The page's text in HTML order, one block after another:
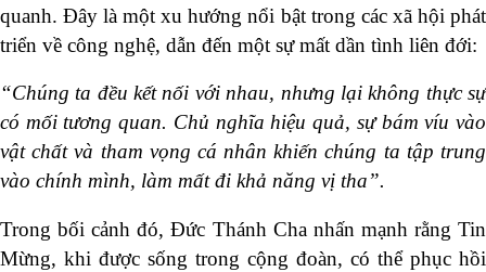
quanh. Đây là một xu hướng nổi bật trong các xã hội phát
triển về công nghệ, dẫn đến một sự mất dần tình liên đới:
“Chúng ta đều kết nối với nhau, nhưng lại không thực sự
có mối tương quan. Chủ nghĩa hiệu quả, sự bám víu vào
vật chất và tham vọng cá nhân khiến chúng ta tập trung
vào chính mình, làm mất đi khả năng vị tha”.
Trong bối cảnh đó, Đức Thánh Cha nhấn mạnh rằng Tin
Mừng, khi được sống trong cộng đoàn, có thể phục hồi